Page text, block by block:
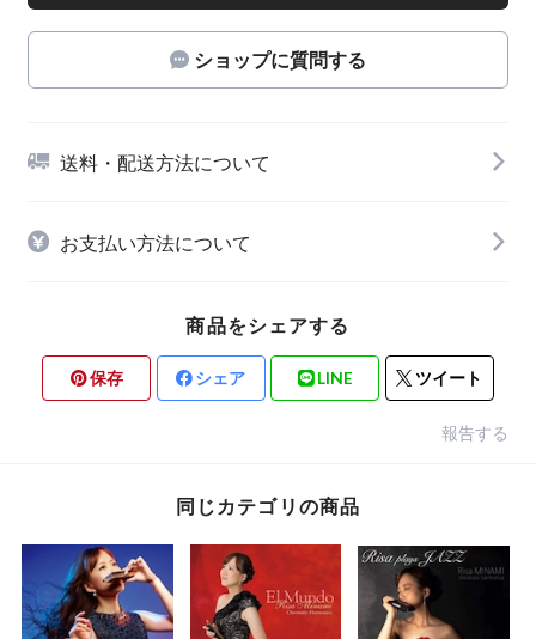
ショップに質問する
送料・配送方法について
お支払い方法について
商品をシェアする
保存 シェア LINE ツイート
報告する
同じカテゴリの商品